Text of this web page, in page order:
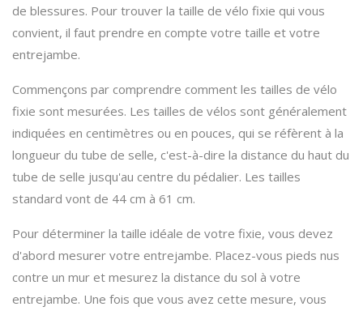
de blessures. Pour trouver la taille de vélo fixie qui vous
convient, il faut prendre en compte votre taille et votre
entrejambe.
Commençons par comprendre comment les tailles de vélo
fixie sont mesurées. Les tailles de vélos sont généralement
indiquées en centimètres ou en pouces, qui se réfèrent à la
longueur du tube de selle, c'est-à-dire la distance du haut du
tube de selle jusqu'au centre du pédalier. Les tailles
standard vont de 44 cm à 61 cm.
Pour déterminer la taille idéale de votre fixie, vous devez
d'abord mesurer votre entrejambe. Placez-vous pieds nus
contre un mur et mesurez la distance du sol à votre
entrejambe. Une fois que vous avez cette mesure, vous